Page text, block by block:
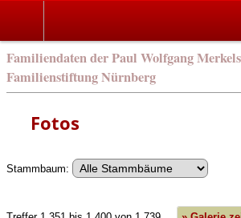
Familiendaten der Paul Wolfgang
Familienstiftung Nürnberg
Fotos
Stammbaum: